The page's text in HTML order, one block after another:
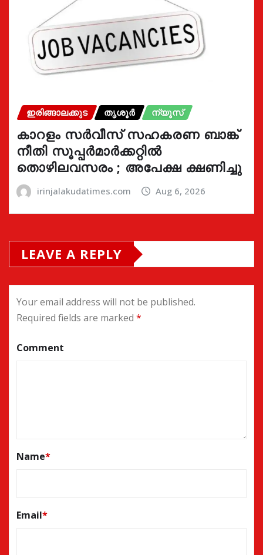
ഇരിങ്ങാലക്കുട തൃശൂർ ന്യൂസ്
കാറളം സർവീസ് സഹകരണ ബാങ്ക്
നീതി സൂപ്പർമാർക്കറ്റിൽ
തൊഴിലവസരം ; അപേക്ഷ ക്ഷണിച്ചു
irinjalakudatimes.com Aug 6, 2026
LEAVE A REPLY
Your email address will not be published.
Required fields are marked *
Comment
Name*
Email*